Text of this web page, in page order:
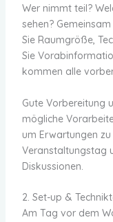
Wer nimmt teil?
sehen?
Sie Raumgröße,
Sie
kommen alle
Gute Vorbereitung
mögliche
um Erwartungen
Veranstaltungstag
Diskussionen.
2. Set-up &
Am Tag vor dem